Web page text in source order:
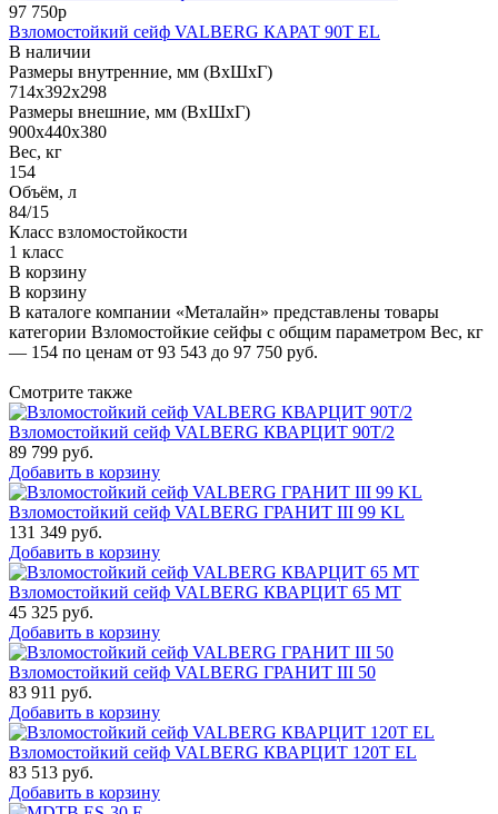
97 750р
Взломостойкий сейф VALBERG КАРАТ 90T EL
В наличии
Размеры внутренние, мм (ВхШхГ)
714x392x298
Размеры внешние, мм (ВхШхГ)
900x440x380
Вес, кг
154
Объём, л
84/15
Класс взломостойкости
1 класс
В корзину
В корзину
В каталоге компании «Металайн» представлены товары
категории Взломостойкие сейфы с общим параметром Вес, кг
— 154 по ценам от 93 543 до 97 750 руб.
Смотрите также
Взломостойкий сейф VALBERG КВАРЦИТ 90Т/2
89 799 руб.
Добавить в корзину
Взломостойкий сейф VALBERG ГРАНИТ III 99 KL
131 349 руб.
Добавить в корзину
Взломостойкий сейф VALBERG КВАРЦИТ 65 МТ
45 325 руб.
Добавить в корзину
Взломостойкий сейф VALBERG ГРАНИТ III 50
83 911 руб.
Добавить в корзину
Взломостойкий сейф VALBERG КВАРЦИТ 120Т EL
83 513 руб.
Добавить в корзину